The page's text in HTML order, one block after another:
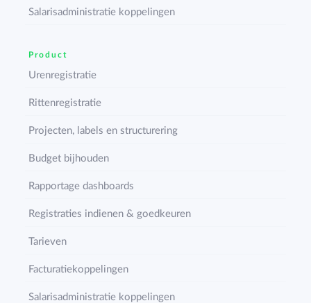
Salarisadministratie koppelingen
Product
Urenregistratie
Rittenregistratie
Projecten, labels en structurering
Budget bijhouden
Rapportage dashboards
Registraties indienen & goedkeuren
Tarieven
Facturatiekoppelingen
Salarisadministratie koppelingen